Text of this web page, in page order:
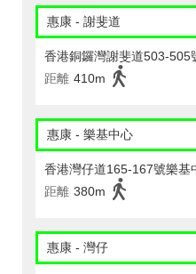
惠康 - 謝斐道
香港銅鑼灣謝斐道503-505
距離 410m
惠康 - 樂基中心
香港灣仔道165-167號樂基
距離 380m
惠康 - 灣仔